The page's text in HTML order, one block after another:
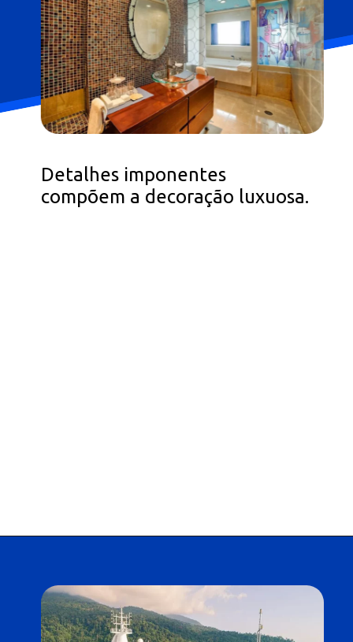
Detalhes imponentes
compõem a decoração luxuosa.